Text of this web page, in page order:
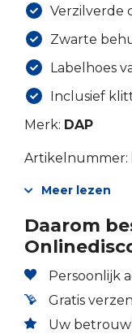
Verzilverde
Zwarte
Labelhoes
Inclusief
Merk: DAP
Artikelnummer:
Meer lezen
Daarom
Persoonlijk
Gratis
Uw